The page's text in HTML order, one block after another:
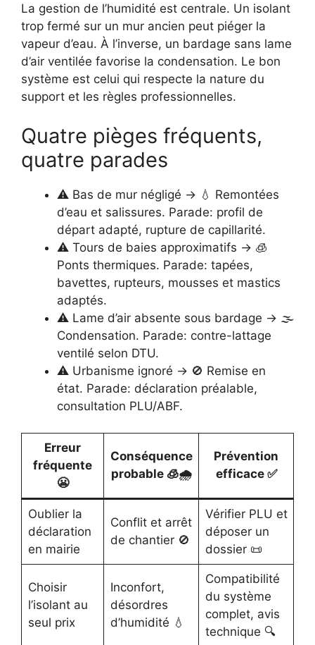
La gestion de l’humidité est centrale. Un isolant
trop fermé sur un mur ancien peut piéger la
vapeur d’eau. À l’inverse, un bardage sans lame
d’air ventilée favorise la condensation. Le bon
système est celui qui respecte la nature du
support et les règles professionnelles.
Quatre pièges fréquents,
quatre parades
⚠️ Bas de mur négligé → 💧 Remontées
d’eau et salissures. Parade: profil de
départ adapté, rupture de capillarité.
⚠️ Tours de baies approximatifs → 🧊
Ponts thermiques. Parade: tapées,
bavettes, rupteurs, mousses et mastics
adaptés.
⚠️ Lame d’air absente sous bardage → 🌫️
Condensation. Parade: contre-lattage
ventilé selon DTU.
⚠️ Urbanisme ignoré → 🚫 Remise en
état. Parade: déclaration préalable,
consultation PLU/ABF.
Erreur
fréquente
😬
Conséquence
probable 🧊🌧️
Prévention
efficace ✅
Oublier la
déclaration
en mairie
Conflit et arrêt
de chantier 🚫
Vérifier PLU et
déposer un
dossier 📜
Choisir
l’isolant au
seul prix
Inconfort,
désordres
d’humidité 💧
Compatibilité
du système
complet, avis
technique 🔍